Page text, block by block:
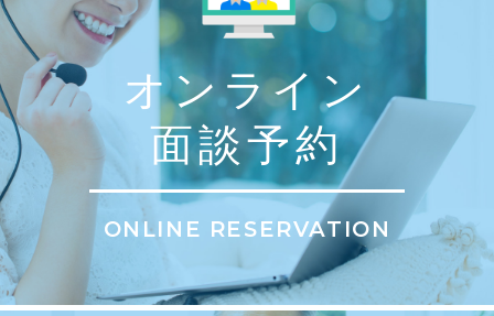
オンライン
面談予約
ONLINE RESERVATION